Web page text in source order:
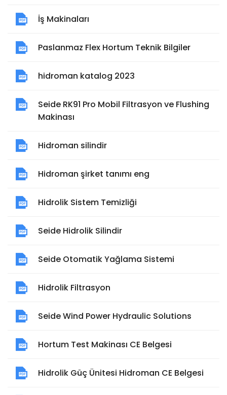
İş Makinaları
Paslanmaz Flex Hortum Teknik Bilgiler
hidroman katalog 2023
Seide RK91 Pro Mobil Filtrasyon ve Flushing
Makinası
Hidroman silindir
Hidroman şirket tanımı eng
Hidrolik Sistem Temizliği
Seide Hidrolik Silindir
Seide Otomatik Yağlama Sistemi
Hidrolik Filtrasyon
Seide Wind Power Hydraulic Solutions
Hortum Test Makinası CE Belgesi
Hidrolik Güç Ünitesi Hidroman CE Belgesi